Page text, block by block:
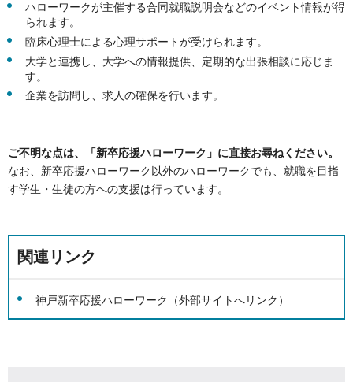
ハローワークが主催する合同就職説明会などのイベント情報が得
られます。
臨床心理士による心理サポートが受けられます。
大学と連携し、大学への情報提供、定期的な出張相談に応じま
す。
企業を訪問し、求人の確保を行います。
ご不明な点は、「新卒応援ハローワーク」に直接お尋ねください。
なお、新卒応援ハローワーク以外のハローワークでも、就職を目指
す学生・生徒の方への支援は行っています。
関連リンク
神戸新卒応援ハローワーク（外部サイトへリンク）